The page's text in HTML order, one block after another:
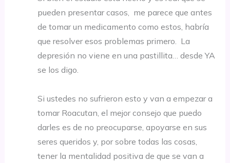
pueden presentar casos, me parece que antes
de tomar un medicamento como estos, habría
que resolver esos problemas primero. La
depresión no viene en una pastillita… desde YA
se los digo.
Si ustedes no sufrieron esto y van a empezar a
tomar Roacutan, el mejor consejo que puedo
darles es de no preocuparse, apoyarse en sus
seres queridos y, por sobre todas las cosas,
tener la mentalidad positiva de que se van a